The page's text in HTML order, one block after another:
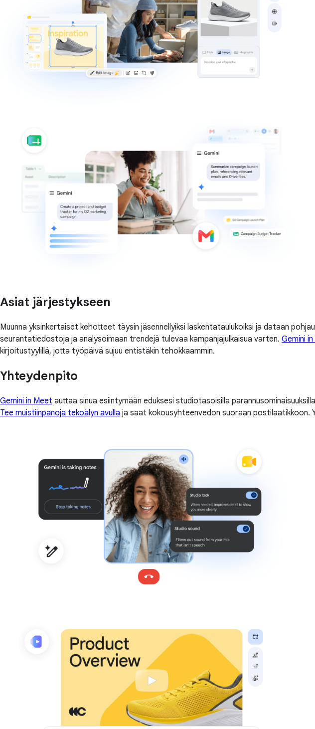
Asiat järjestykseen
Muunna yksinkertaiset kehotteet täysin jäsennellyiksi laskentataulukoiksi ja dataan
seurantatiedostoja ja analysoimaan trendejä tulevaa kampanjajulkaisua varten. Gemini
kirjoitustyylillä, jotta työpäivä sujuu entistäkin tehokkaammin.
Yhteydenpito
Gemini in Meet auttaa sinua esiintymään eduksesi studiotasoisilla
Tee muistiinpanoja tekoälyn avulla ja saat kokousyhteenvedon suoraan postilaatikkoon.